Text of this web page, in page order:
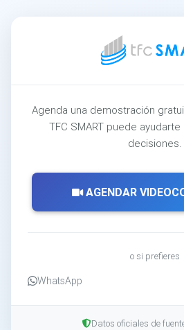
Agenda una demostración
TFC SMART puede
decisiones.
AGENDAR
o si prefieres
WhatsApp
Datos oficiales de